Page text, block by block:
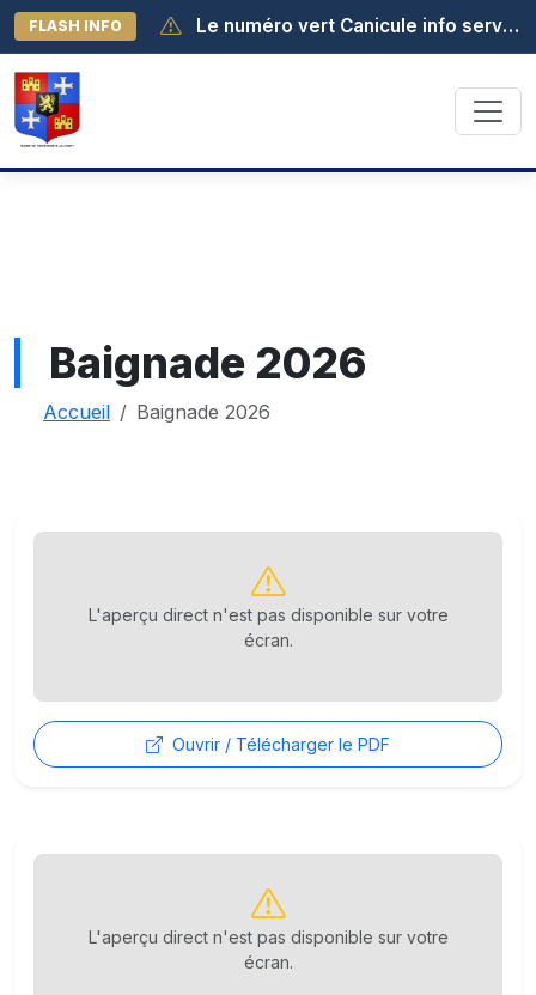
FLASH INFO Le numéro vert Canicule info service est activé au 0 800 06 66 66. Il est joignable de 8h à 19h (appel gratuit depuis la France métropolitaine).
Baignade 2026
Accueil Baignade 2026
L'aperçu direct n'est pas disponible sur votre
écran.
Ouvrir / Télécharger le PDF
L'aperçu direct n'est pas disponible sur votre
écran.